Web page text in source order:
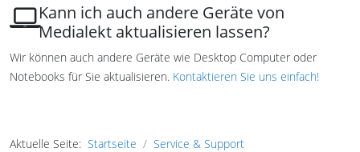
Kann ich auch andere Geräte von
Medialekt aktualisieren lassen?
Wir können auch andere Geräte wie Desktop Computer oder
Notebooks für Sie aktualisieren. Kontaktieren Sie uns einfach!
Aktuelle Seite: Startseite
Service & Support